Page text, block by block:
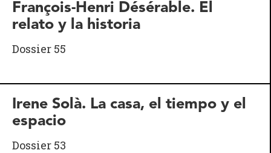
François-Henri Désérable. El
relato y la historia
Dossier 55
Irene Solà. La casa, el tiempo y el
espacio
Dossier 53